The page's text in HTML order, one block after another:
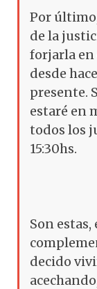
Por
de la
forjarla en
desde
presente.
estaré en
todos los
15:30hs.
Son estas,
decido